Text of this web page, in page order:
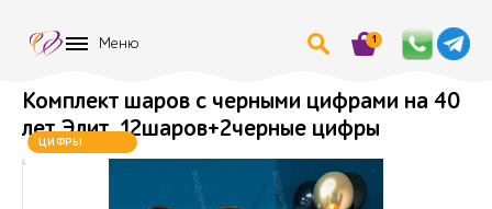
Меню 1
Комплект шаров с черными цифрами на 40
лет Элит, 12шаров+2черные цифры
ЦИФРЫ